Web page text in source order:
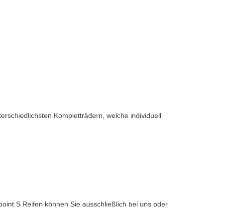
Kompletträdern, welche individuell
S Reifen können Sie ausschließlich bei uns oder